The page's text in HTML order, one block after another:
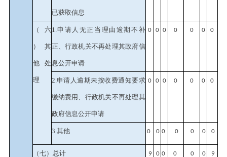
已获取信息
（六
）其
他处
理
1.申请人无正当理由逾期不补
正、行政机关不再处理其政府信
息公开申请
0 0 0 0 0 0 0
2.申请人逾期未按收费通知要求
缴纳费用、行政机关不再处理其
政府信息公开申请
0 0 0 0 0 0 0
3.其他 0 0 0 0 0 0 0
（七）总计 9 0 0 0 0 0 9